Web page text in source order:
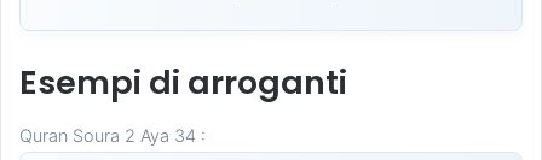
Esempi di arroganti
Quran Soura 2 Aya 34 :